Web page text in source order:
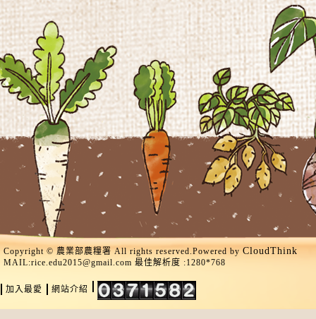
Copyright © 農業部農糧署 All rights reserved.Powered by CloudThink
MAIL:rice.edu2015@gmail.com 最佳解析度 :1280*768
加入最愛 網站介紹